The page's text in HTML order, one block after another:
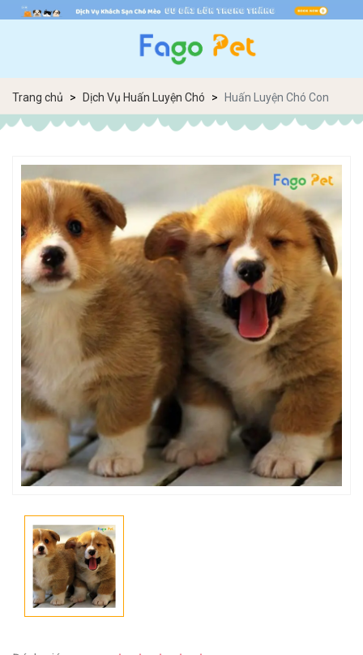
Trang chủ Dịch Vụ Huấn Luyện Chó Huấn Luyện Chó Con